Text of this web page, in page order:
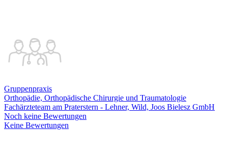
Gruppenpraxis
Orthopädie, Orthopädische Chirurgie und Traumatologie
Fachärzteteam am Praterstern - Lehner, Wild, Joos Bielesz GmbH
Noch keine Bewertungen
Keine Bewertungen